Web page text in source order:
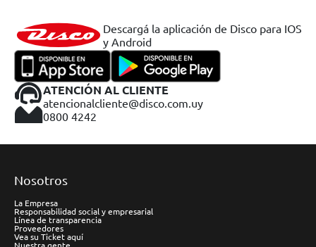
Descargá la aplicación de Disco para IOS
y Android
ATENCIÓN AL CLIENTE
atencionalcliente@disco.com.uy
0800 4242
Nosotros
La Empresa
Responsabilidad social y empresarial
Línea de transparencia
Proveedores
Vea su Ticket aquí